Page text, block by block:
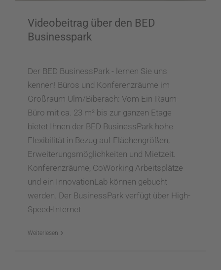
Videobeitrag über den BED
Businesspark
Der BED BusinessPark - lernen Sie uns
kennen! Büros und Konferenzräume im
Großraum Ulm/Biberach: Vom Ein-Raum-
Büro mit ca. 23 m² bis zur ganzen Etage
bietet Ihnen der BED BusinessPark hohe
Flexibilität in Bezug auf Flächengrößen,
Erweiterungsmöglichkeiten und Mietzeit.
Konferenzräume, CoWorking Arbeitsplätze
und ein InnovationLab können gebucht
werden. Der BusinessPark verfügt über High-
Speed-Internet
Weiterlesen